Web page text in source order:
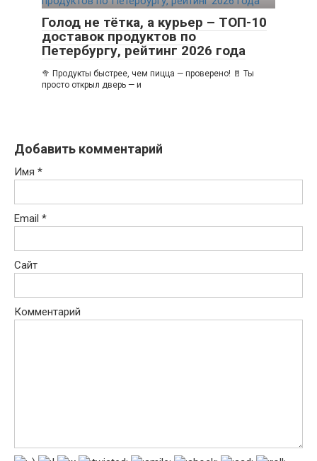
Голод не тётка, а курьер – ТОП-10
доставок продуктов по
Петербургу, рейтинг 2026 года
🥦 Продукты быстрее, чем пицца — проверено! 🚪 Ты
просто открыл дверь — и
Добавить комментарий
Имя *
Email *
Сайт
Комментарий